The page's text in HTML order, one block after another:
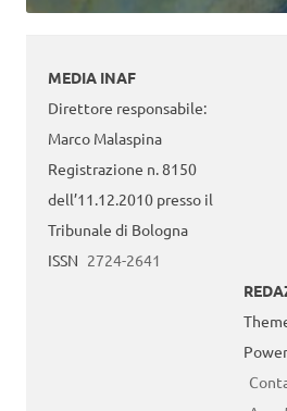
MEDIA INAF
Direttore responsabile:
Marco Malaspina
Registrazione n. 8150
dell’11.12.2010 presso il
Tribunale di Bologna
ISSN 2724-2641